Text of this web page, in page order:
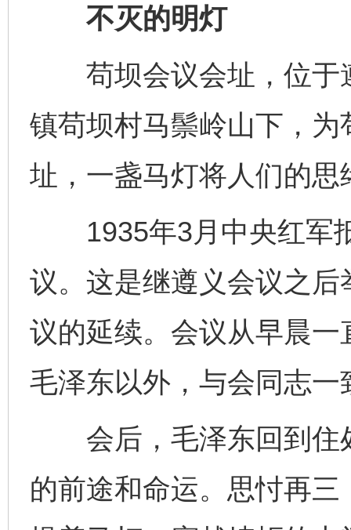
不灭的明灯
苟坝会议会址，位于
镇苟坝村马鬃岭山下，
址，一盏马灯将人们的
1935年3月中央红军
议。这是继遵义会议之
议的延续。会议从早晨
毛泽东以外，与会同志
会后，毛泽东回到住
的前途和命运。思忖再